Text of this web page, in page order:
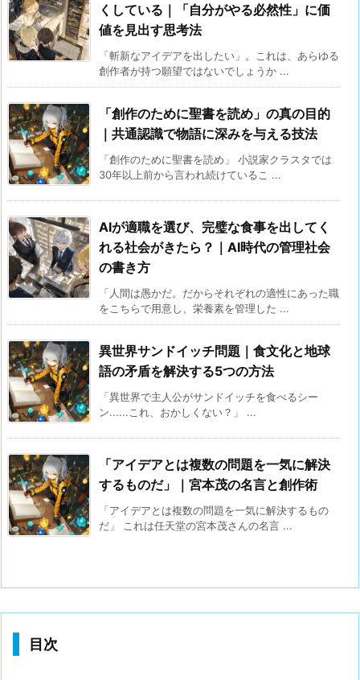
くしている｜「自分がやる必然性」に価
値を見出す思考法
「斬新なアイデアを出したい」。これは、あらゆる
創作者が持つ願望ではないでしょうか ...
「創作のために聖書を読め」の真の目的
｜共通認識で物語に深みを与える技法
「創作のために聖書を読め」 小説家クラスタでは
30年以上前から言われ続けているこ ...
AIが適職を選び、完璧な食事を出してく
れる社会がきたら？｜AI時代の管理社会
の書き方
「人間は愚かだ。だからそれぞれの適性にあった職
をこちらで用意し、栄養素を管理した ...
異世界サンドイッチ問題｜食文化と地球
語の矛盾を解決する5つの方法
「異世界で主人公がサンドイッチを食べるシー
ン......これ、おかしくない？」 ...
「アイデアとは複数の問題を一気に解決
するものだ」｜宮本茂の名言と創作術
「アイデアとは複数の問題を一気に解決するもの
だ」 これは任天堂の宮本茂さんの名言 ...
目次